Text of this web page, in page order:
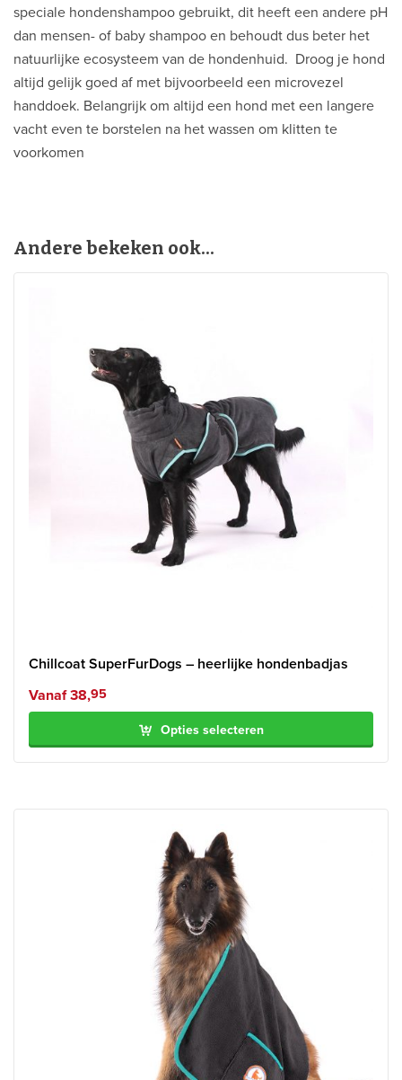
speciale hondenshampoo gebruikt, dit heeft een andere pH
dan mensen- of baby shampoo en behoudt dus beter het
natuurlijke ecosysteem van de hondenhuid. Droog je hond
altijd gelijk goed af met bijvoorbeeld een microvezel
handdoek. Belangrijk om altijd een hond met een langere
vacht even te borstelen na het wassen om klitten te
voorkomen
Andere bekeken ook...
Chillcoat SuperFurDogs – heerlijke hondenbadjas
Vanaf 38,95
Opties selecteren